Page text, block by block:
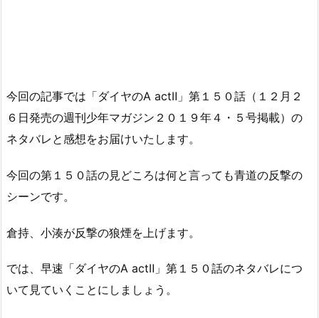
今回の記事では「ダイヤのA actⅡ」第１５０話（１２月２
６日発売の週刊少年マガジン２０１９年４・５号掲載）の
ネタバレと感想をお届けいたします。
今回の第１５０話の見どころは何と言っても青道の反撃の
シーンです。
倉持、小湊が反撃の狼煙を上げます。
では、早速「ダイヤのA actⅡ」第１５０話のネタバレにつ
いて見ていくことにしましょう。